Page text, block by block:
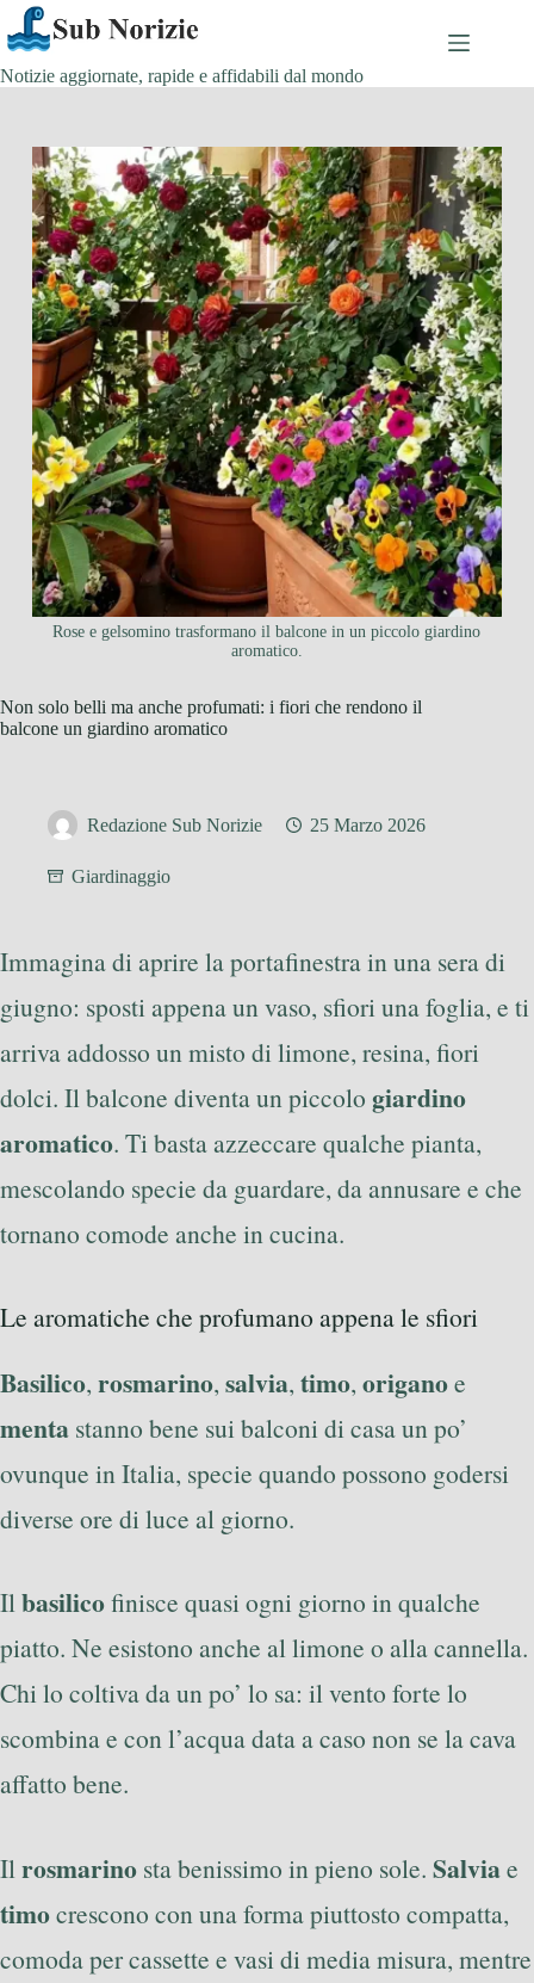
Salta
al
contenuto
Notizie aggiornate, rapide e affidabili dal mondo
Rose e gelsomino trasformano il balcone in un piccolo giardino
aromatico.
Non solo belli ma anche profumati: i fiori che rendono il
balcone un giardino aromatico
Redazione Sub Norizie 25 Marzo 2026
Giardinaggio
Immagina di aprire la portafinestra in una sera di
giugno: sposti appena un vaso, sfiori una foglia, e ti
arriva addosso un misto di limone, resina, fiori
dolci. Il balcone diventa un piccolo giardino
aromatico. Ti basta azzeccare qualche pianta,
mescolando specie da guardare, da annusare e che
tornano comode anche in cucina.
Le aromatiche che profumano appena le sfiori
Basilico, rosmarino, salvia, timo, origanoe
menta stanno bene sui balconi di casa un po’
ovunque in Italia, specie quando possono godersi
diverse ore di luce al giorno.
Ilbasilicofinisce quasi ogni giorno in qualche
piatto. Ne esistono anche al limone o alla cannella.
Chi lo coltiva da un po’ lo sa: il vento forte lo
scombina e con l’acqua data a caso non se la cava
affatto bene.
Il rosmarino sta benissimo in pieno sole. Salviae
timocrescono con una forma piuttosto compatta,
comoda per cassette e vasi di media misura, mentre